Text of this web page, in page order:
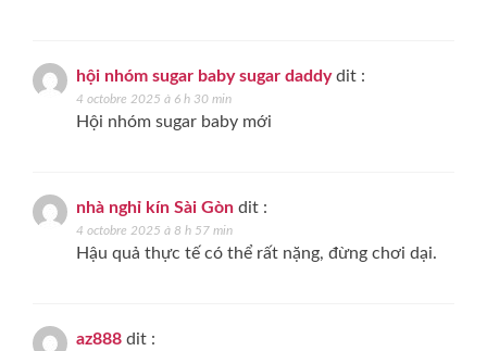
hội nhóm sugar baby sugar daddy dit :
4 octobre 2025 à 6 h 30 min
Hội nhóm sugar baby mới
nhà nghỉ kín Sài Gòn dit :
4 octobre 2025 à 8 h 57 min
Hậu quả thực tế có thể rất nặng, đừng chơi dại.
az888 dit :